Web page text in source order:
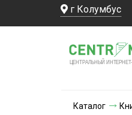
г Колумбус
ЦЕНТРАЛЬНЫЙ
Каталог